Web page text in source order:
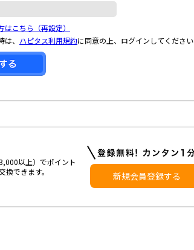
こちら（再設定）
、 ハピタス利用規約に同意の上、ログインしてください
以上）でポイント
できます。
新規会員登録する